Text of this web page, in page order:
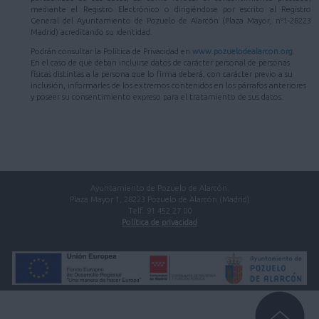
mediante el Registro Electrónico o dirigiéndose por escrito al Registro
General del Ayuntamiento de Pozuelo de Alarcón (Plaza Mayor, nº1-28223
Madrid) acreditando su identidad.
Podrán consultar la Política de Privacidad en www.pozuelodealarcon.org
En el caso de que deban incluirse datos de carácter personal de personas
físicas distintas a la persona que lo firma deberá, con carácter previo a su
inclusión, informarles de los extremos contenidos en los párrafos anteriores
y poseer su consentimiento expreso para el tratamiento de sus datos.
Ayuntamiento de Pozuelo de Alarcón.
Plaza Mayor 1, 28223 Pozuelo de Alarcón (Madrid)
Telf. 91 452 27 00
Política de privacidad